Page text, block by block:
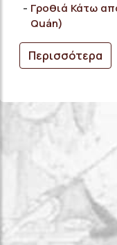
Γροθιά Κάτω
Quán)
Περισσότερα